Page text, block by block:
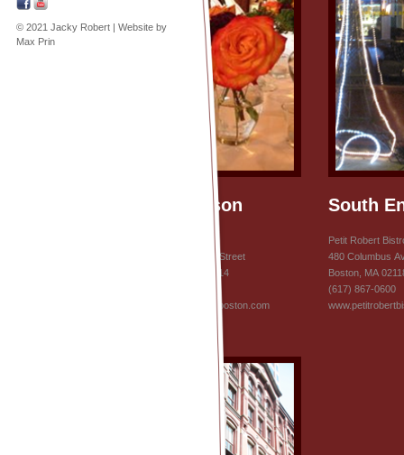
© 2021 Jacky Robert | Website by
Max Prin
Ma Maison
Ma Maison
272 Cambridge Street
Boston, MA 02114
(617) 725-8855
www.mamaisonboston.com
South
Petit Robert
480 Columbus
Boston, MA
(617) 867-0600